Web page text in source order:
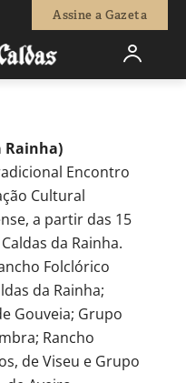
Assine a Gazeta
0
Rainha)
Encontro
Cultural
a partir das 15
da Rainha.
Folclórico
da Rainha;
Gouveia; Grupo
Rancho
de Viseu e Grupo